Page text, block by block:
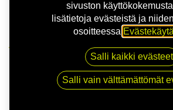
MSW 80 G.BLK | 6X15 4-100 E35
4/100 ET35 CB63.3
sivuston
lisätietoja evästeistä ja
osoitteessa
Salli kaikki evästeet
Salli vain välttämättömät